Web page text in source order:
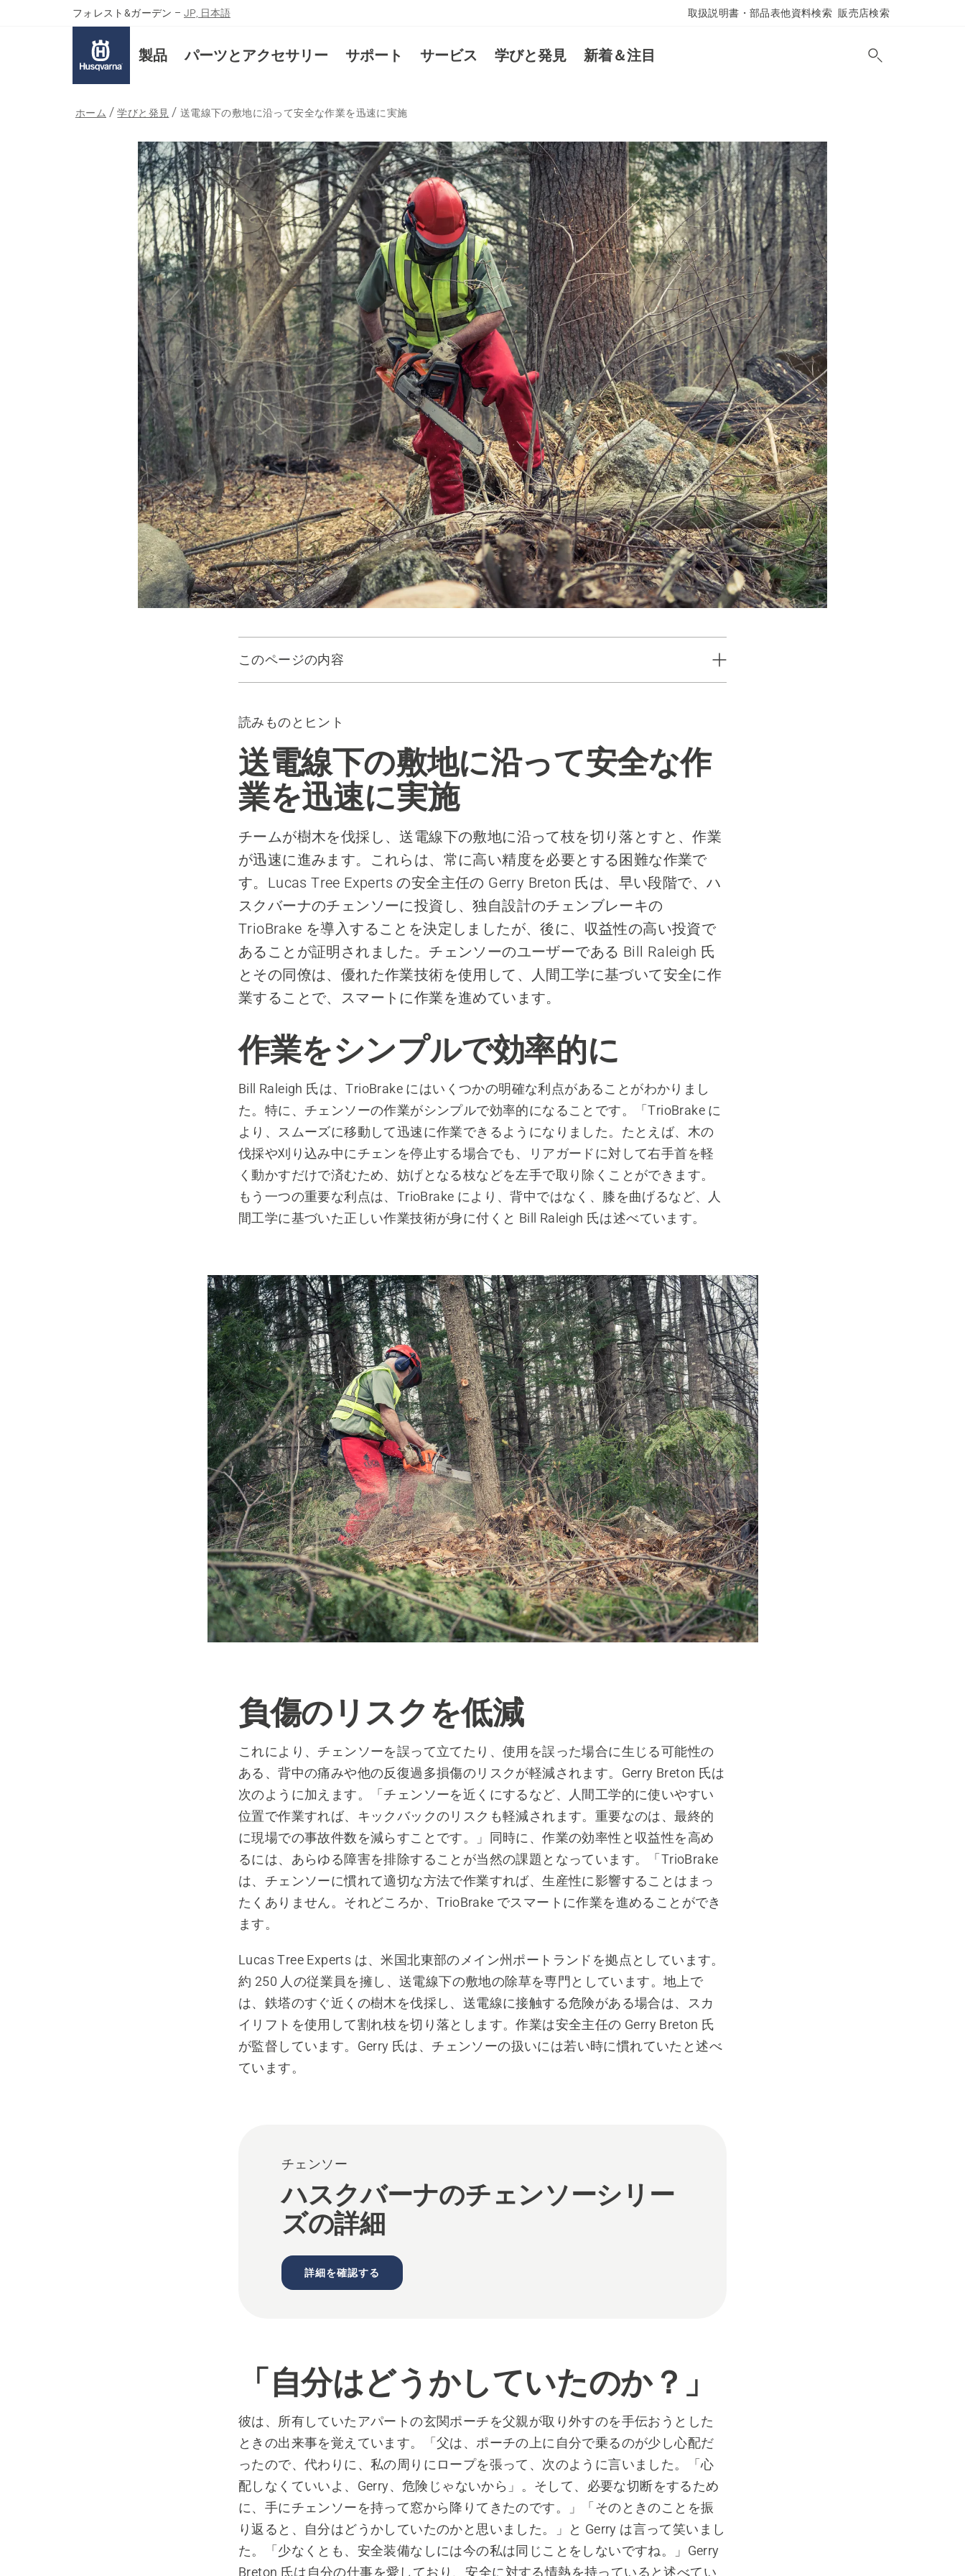
フォレスト&ガーデン – JP, 日本語 取扱説明書・部品表他資料検索 販売店検索
製品 パーツとアクセサリー サポート サービス 学びと発見 新着＆注目
ホーム 学びと発見 送電線下の敷地に沿って安全な作業を迅速に実施
このページの内容
チェンを停止する 3 つの方法
読みものとヒント
送電線下の敷地に沿って安全な作
業を迅速に実施
チームが樹木を伐採し、送電線下の敷地に沿って枝を切り落とすと、作業
が迅速に進みます。これらは、常に高い精度を必要とする困難な作業で
す。Lucas Tree Experts の安全主任の Gerry Breton 氏は、早い段階で、ハ
スクバーナのチェンソーに投資し、独自設計のチェンブレーキの
TrioBrake を導入することを決定しましたが、後に、収益性の高い投資で
あることが証明されました。チェンソーのユーザーである Bill Raleigh 氏
とその同僚は、優れた作業技術を使用して、人間工学に基づいて安全に作
業することで、スマートに作業を進めています。
作業をシンプルで効率的に
Bill Raleigh 氏は、TrioBrake にはいくつかの明確な利点があることがわかりまし
た。特に、チェンソーの作業がシンプルで効率的になることです。「TrioBrake に
より、スムーズに移動して迅速に作業できるようになりました。たとえば、木の
伐採や刈り込み中にチェンを停止する場合でも、リアガードに対して右手首を軽
く動かすだけで済むため、妨げとなる枝などを左手で取り除くことができます。
もう一つの重要な利点は、TrioBrake により、背中ではなく、膝を曲げるなど、人
間工学に基づいた正しい作業技術が身に付くと Bill Raleigh 氏は述べています。
負傷のリスクを低減
これにより、チェンソーを誤って立てたり、使用を誤った場合に生じる可能性の
ある、背中の痛みや他の反復過多損傷のリスクが軽減されます。Gerry Breton 氏は
次のように加えます。「チェンソーを近くにするなど、人間工学的に使いやすい
位置で作業すれば、キックバックのリスクも軽減されます。重要なのは、最終的
に現場での事故件数を減らすことです。」同時に、作業の効率性と収益性を高め
るには、あらゆる障害を排除することが当然の課題となっています。「TrioBrake
は、チェンソーに慣れて適切な方法で作業すれば、生産性に影響することはまっ
たくありません。それどころか、TrioBrake でスマートに作業を進めることができ
ます。
Lucas Tree Experts は、米国北東部のメイン州ポートランドを拠点としています。
約 250 人の従業員を擁し、送電線下の敷地の除草を専門としています。地上で
は、鉄塔のすぐ近くの樹木を伐採し、送電線に接触する危険がある場合は、スカ
イリフトを使用して割れ枝を切り落とします。作業は安全主任の Gerry Breton 氏
が監督しています。Gerry 氏は、チェンソーの扱いには若い時に慣れていたと述べ
ています。
チェンソー
ハスクバーナのチェンソーシリー
ズの詳細
詳細を確認する
「自分はどうかしていたのか？」
彼は、所有していたアパートの玄関ポーチを父親が取り外すのを手伝おうとした
ときの出来事を覚えています。「父は、ポーチの上に自分で乗るのが少し心配だ
ったので、代わりに、私の周りにロープを張って、次のように言いました。「心
配しなくていいよ、Gerry、危険じゃないから」。そして、必要な切断をするため
に、手にチェンソーを持って窓から降りてきたのです。」「そのときのことを振
り返ると、自分はどうかしていたのかと思いました。」と Gerry は言って笑いまし
た。「少なくとも、安全装備なしには今の私は同じことをしないですね。」Gerry
Breton 氏は自分の仕事を愛しており、安全に対する情熱を持っていると述べてい